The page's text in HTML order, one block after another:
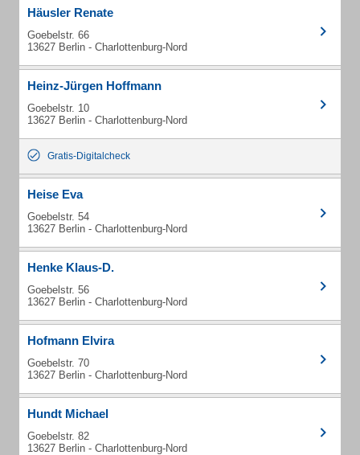
Häusler Renate
Goebelstr. 66
13627 Berlin - Charlottenburg-Nord
Heinz-Jürgen Hoffmann
Goebelstr. 10
13627 Berlin - Charlottenburg-Nord
Gratis-Digitalcheck
Heise Eva
Goebelstr. 54
13627 Berlin - Charlottenburg-Nord
Henke Klaus-D.
Goebelstr. 56
13627 Berlin - Charlottenburg-Nord
Hofmann Elvira
Goebelstr. 70
13627 Berlin - Charlottenburg-Nord
Hundt Michael
Goebelstr. 82
13627 Berlin - Charlottenburg-Nord